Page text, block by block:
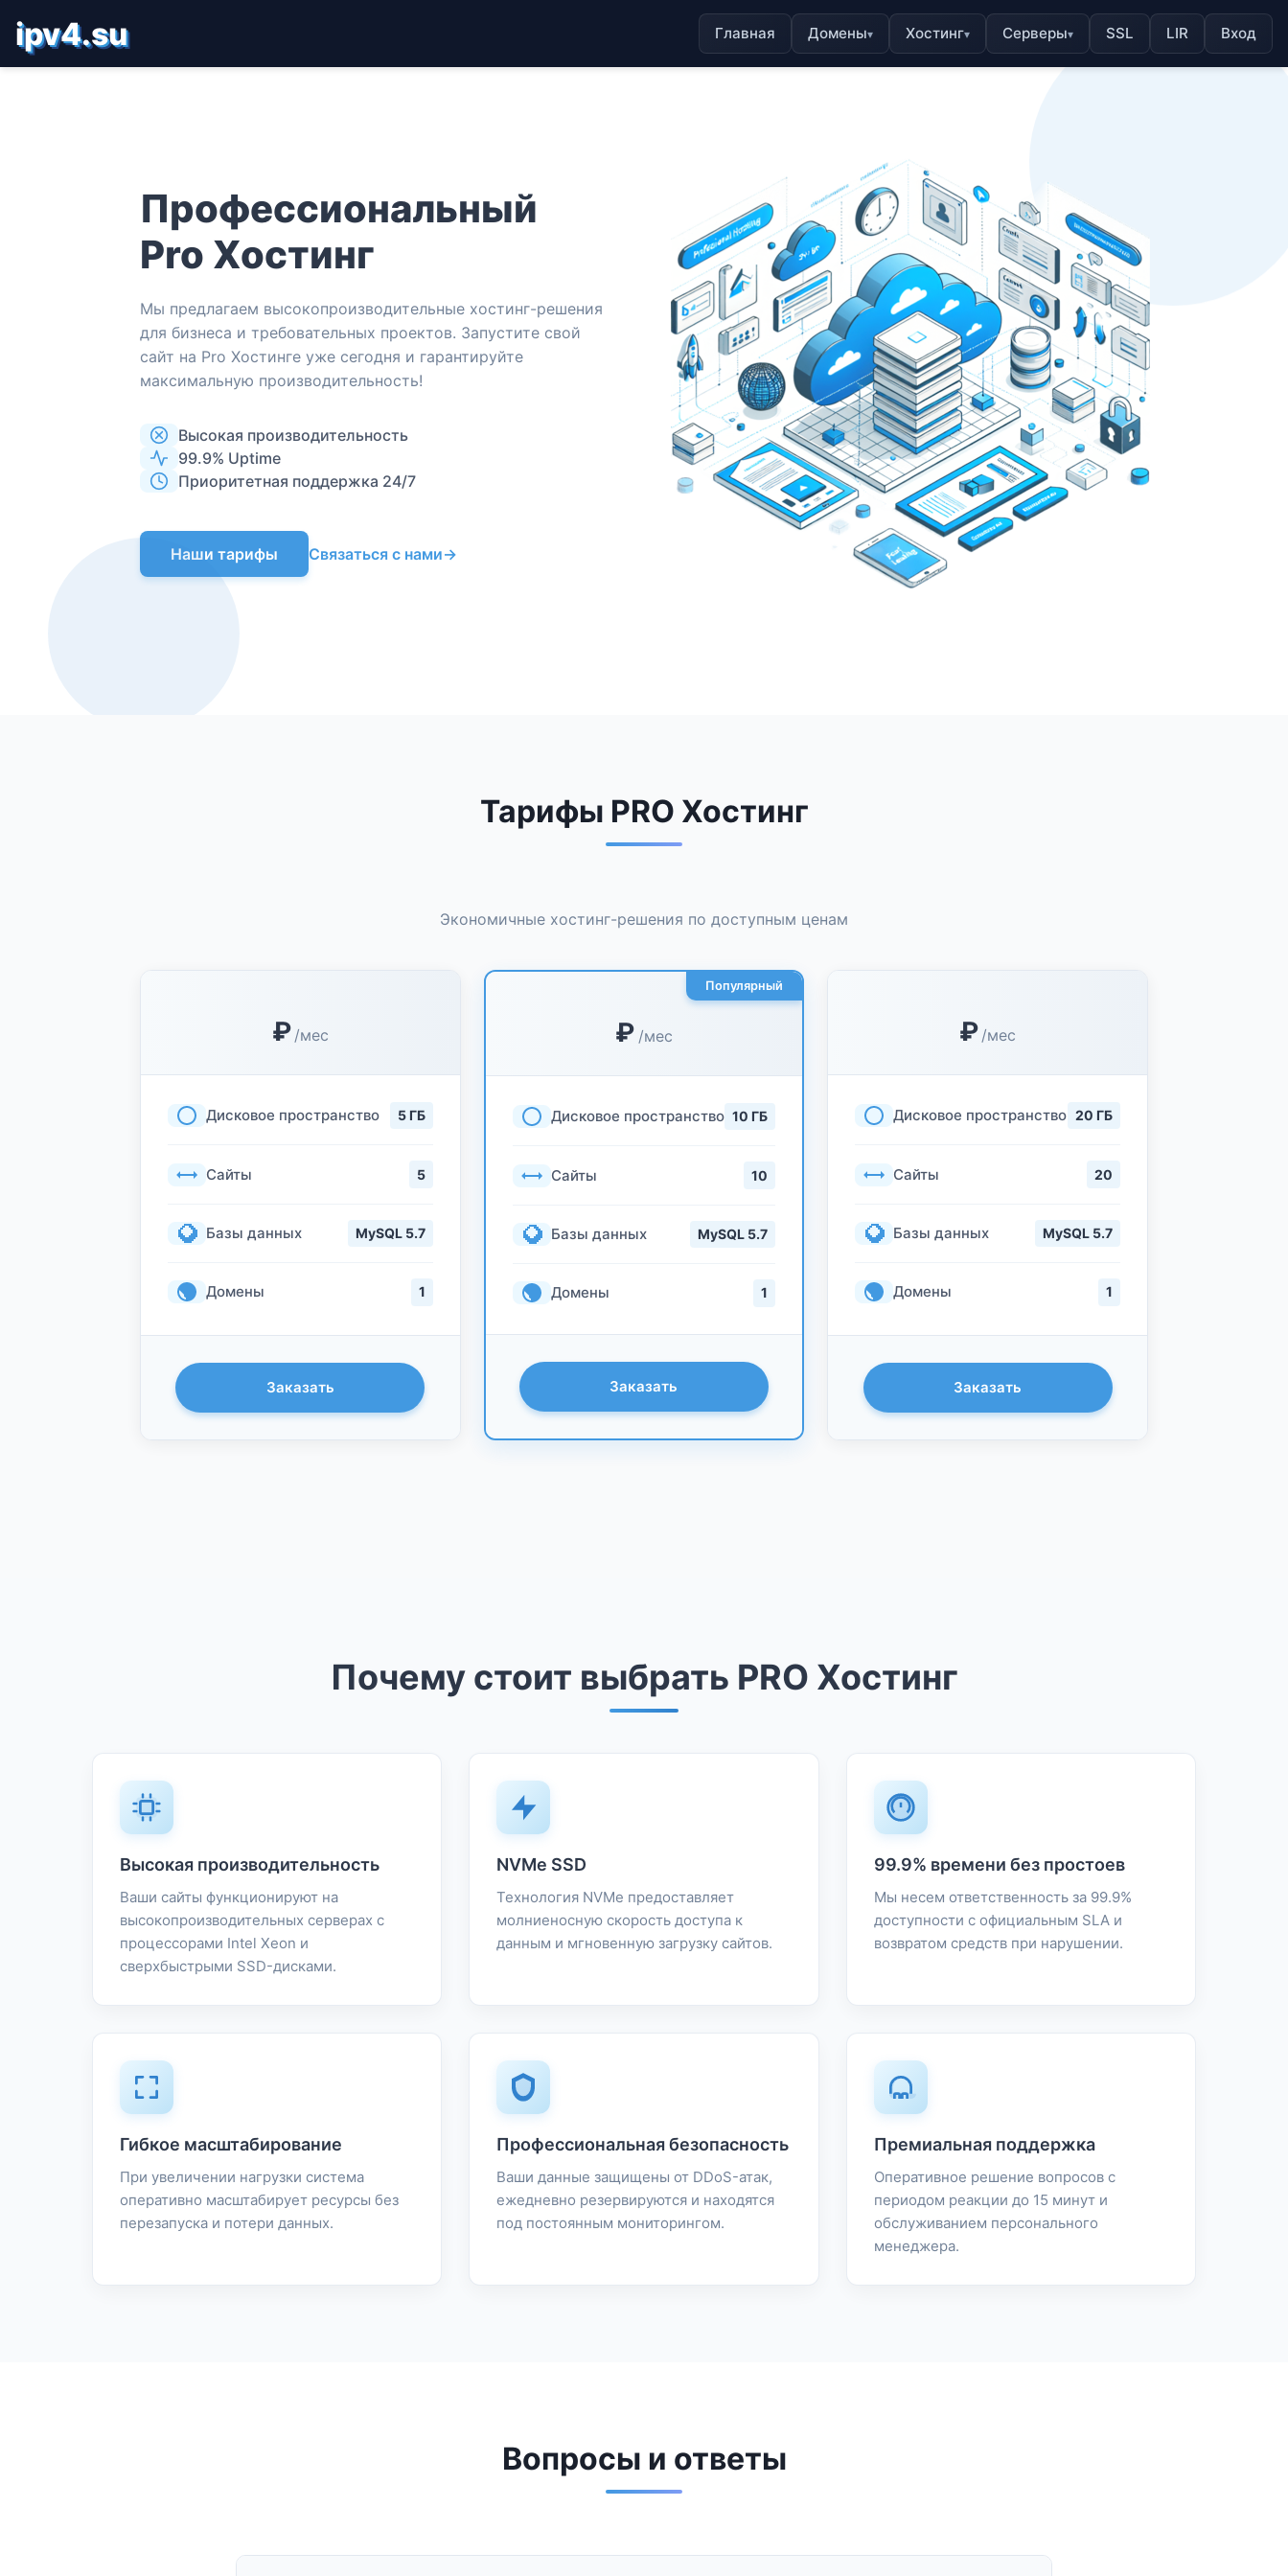
ipv4.su Главная Домены▾ Хостинг▾ Серверы▾ SSL LIR Вход
Профессиональный
Pro Хостинг
Мы предлагаем высокопроизводительные хостинг-решения
для бизнеса и требовательных проектов. Запустите свой
сайт на Pro Хостинге уже сегодня и гарантируйте
максимальную производительность!
Высокая производительность
99.9% Uptime
Приоритетная поддержка 24/7
Наши тарифы Связаться с нами→
Тарифы PRO Хостинг
Экономичные хостинг-решения по доступным ценам
₽ /мес
Дисковое пространство 5 ГБ
Сайты 5
Базы данных MySQL 5.7
Домены 1
Заказать
Популярный
₽ /мес
Дисковое пространство 10 ГБ
Сайты 10
Базы данных MySQL 5.7
Домены 1
Заказать
₽ /мес
Дисковое пространство 20 ГБ
Сайты 20
Базы данных MySQL 5.7
Домены 1
Заказать
Почему стоит выбрать PRO Хостинг
Высокая производительность
Ваши сайты функционируют на
высокопроизводительных серверах с
процессорами Intel Xeon и
сверхбыстрыми SSD-дисками.
NVMe SSD
Технология NVMe предоставляет
молниеносную скорость доступа к
данным и мгновенную загрузку сайтов.
99.9% времени без простоев
Мы несем ответственность за 99.9%
доступности с официальным SLA и
возвратом средств при нарушении.
Гибкое масштабирование
При увеличении нагрузки система
оперативно масштабирует ресурсы без
перезапуска и потери данных.
Профессиональная безопасность
Ваши данные защищены от DDoS-атак,
ежедневно резервируются и находятся
под постоянным мониторингом.
Премиальная поддержка
Оперативное решение вопросов с
периодом реакции до 15 минут и
обслуживанием персонального
менеджера.
Вопросы и ответы